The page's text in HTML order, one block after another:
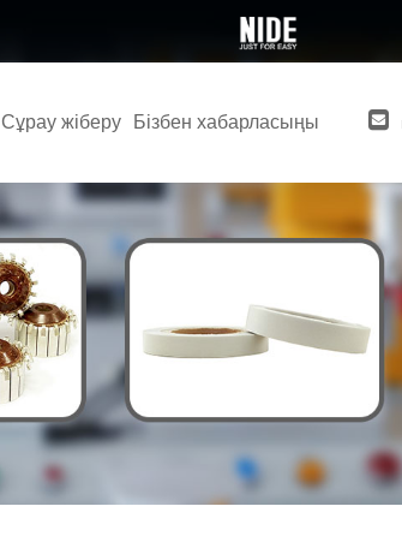
Сұрау жіберу Бізбен хабарласыңы